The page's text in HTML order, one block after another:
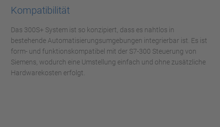
Kompatibilität
Das 300S+ System ist so konzipiert, dass es nahtlos in
bestehende Automatisierungsumgebungen integrierbar ist. Es ist
form- und funktionskompatibel mit der S7-300 Steuerung von
Siemens, wodurch eine Umstellung einfach und ohne zusätzliche
Hardwarekosten erfolgt.